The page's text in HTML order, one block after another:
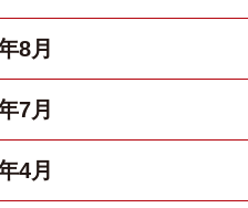
8月
7月
4月